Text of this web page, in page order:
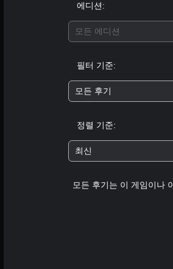
에디션:
모든 에디션
필터 기준:
모든 후기
정렬 기준:
최신
모든 후기는 이 게임이나